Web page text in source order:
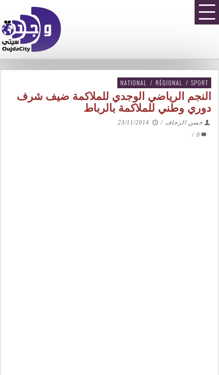
NATIONAL / RÉGIONAL / SPORT
النجم الرياضي الوجدي للملاكمة ضيف شرف
دوري وطني للملاكمة بالرباط
حسن الزحاف /
23/11/2014
0
/